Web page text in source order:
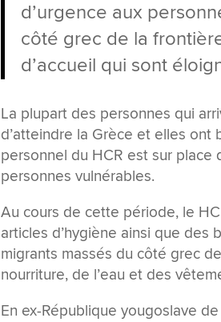
d’urgence aux
côté grec de la
d’accueil qui sont
La plupart des personnes qui
d’atteindre la Grèce et elles ont
personnel du HCR est sur
personnes vulnérables.
Au cours de cette période, le
articles d’hygiène ainsi que
migrants massés du côté grec
nourriture, de l’eau et des
En ex-République yougoslave